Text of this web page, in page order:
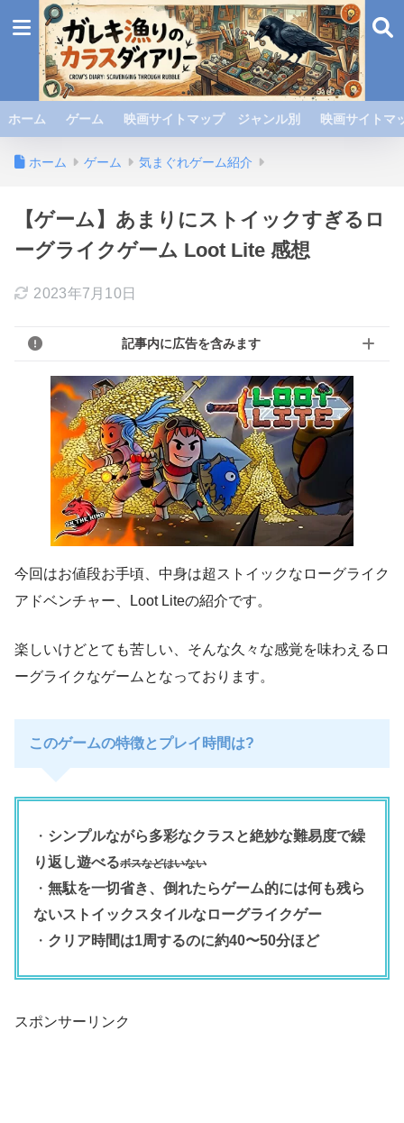
ホーム ゲーム 映画サイトマップ ジャンル別 映画サイト
ホーム ゲーム 気まぐれゲーム紹介
【ゲーム】あまりにストイックすぎるロ
ーグライクゲーム Loot Lite 感想
2023年7月10日
記事内に広告を含みます
今回はお値段お手頃、中身は超ストイックなローグライク
アドベンチャー、Loot Liteの紹介です。
楽しいけどとても苦しい、そんな久々な感覚を味わえるロ
ーグライクなゲームとなっております。
このゲームの特徴とプレイ時間は?
・ シンプルながら多彩なクラスと絶妙な難易度で繰
り返し遊べるボスなどはいない
・ 無駄を一切省き、倒れたらゲーム的には何も残ら
ないストイックスタイルなローグライクゲー
・ クリア時間は1周するのに約40〜50分ほど
スポンサーリンク